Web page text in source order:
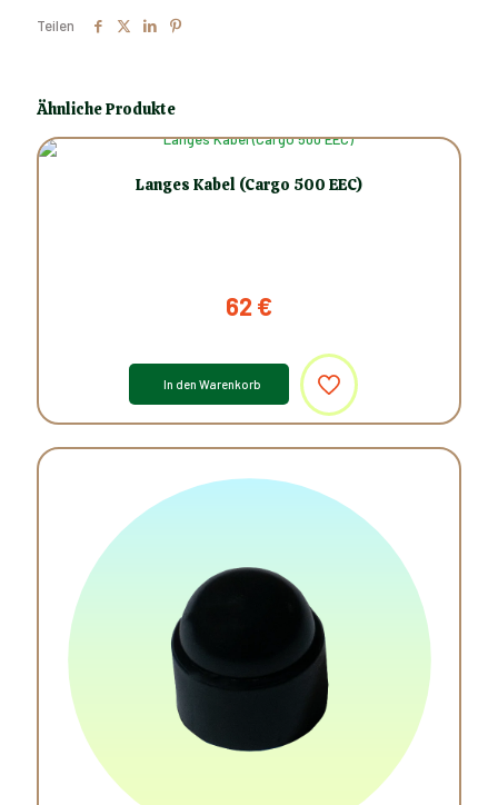
Teilen
Ähnliche Produkte
Langes Kabel (Cargo 500 EEC)
62 €
In den Warenkorb